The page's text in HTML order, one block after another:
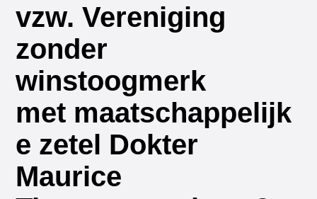
vzw. Vereniging
zonder
winstoogmerk
met maatschappelijk
e zetel Dokter
Maurice